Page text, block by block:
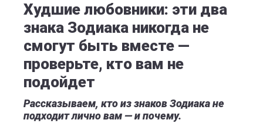
Худшие любовники: эти два
знака Зодиака никогда не
смогут быть вместе —
проверьте, кто вам не
подойдет
Рассказываем, кто из знаков Зодиака не
подходит лично вам — и почему.